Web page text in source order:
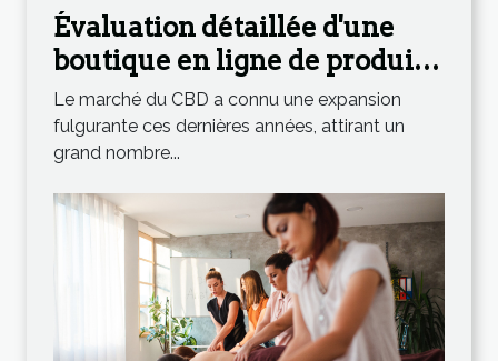
Évaluation détaillée d'une
boutique en ligne de produits
CBD
Le marché du CBD a connu une expansion
fulgurante ces dernières années, attirant un
grand nombre...